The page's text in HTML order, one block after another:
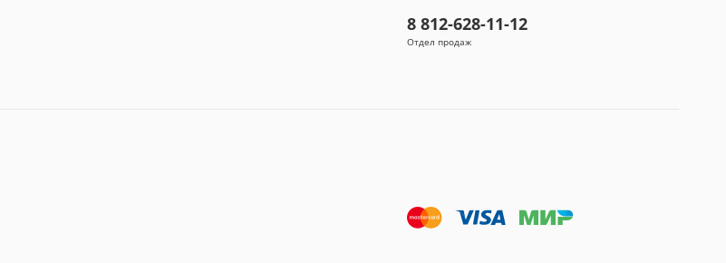
8 812-628-11-12
Отдел продаж